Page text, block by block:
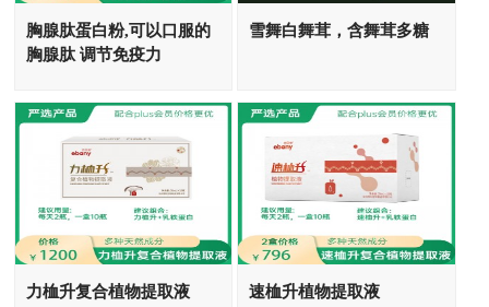
胸腺肽蛋白粉,可以口服的
胸腺肽 调节免疫力
雪舞白舞茸，含舞茸多糖
力桖升复合植物提取液 速桖升植物提取液